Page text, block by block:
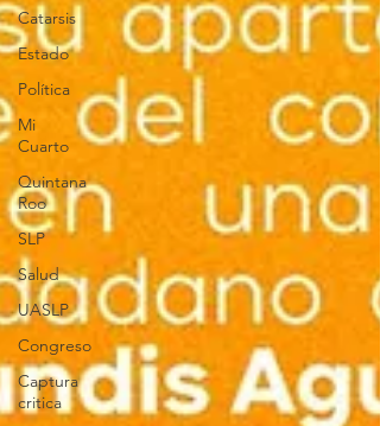
Catarsis
Estado
Política
Mi
Cuarto
Quintana
Roo
SLP
Salud
UASLP
Congreso
Captura
critica